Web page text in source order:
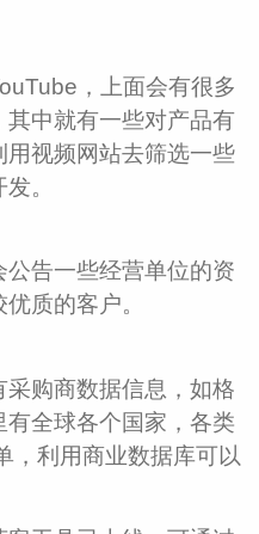
，上面会有很多
中就有一些对产品有
视频网站去筛选一些
。
告一些经营单位的资
质的客户。
购商数据信息，如格
全球各个国家，各类
，利用商业数据库可以